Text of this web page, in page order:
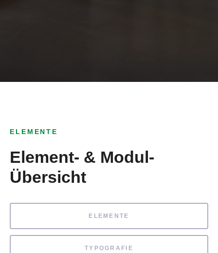
ELEMENTE
Element- & Modul-
Übersicht
ELEMENTE
TYPOGRAFIE